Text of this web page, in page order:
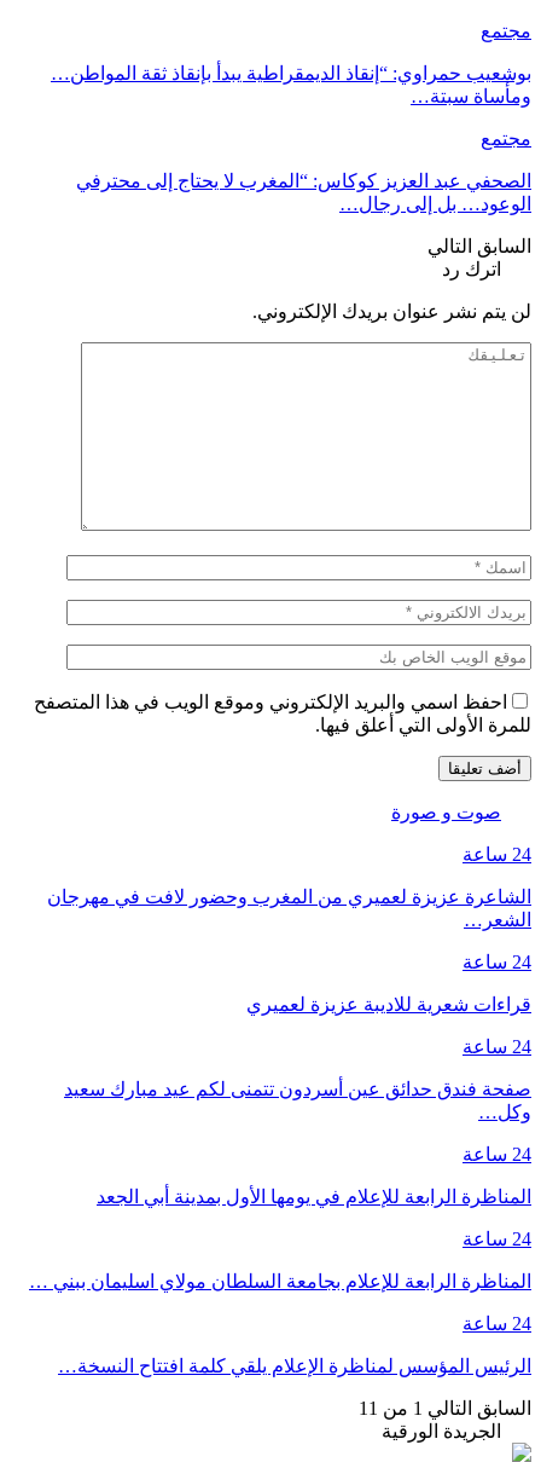
مجتمع
بوشعيب حمراوي: “إنقاذ الديمقراطية يبدأ بإنقاذ ثقة المواطن…
ومأساة سبتة…
مجتمع
الصحفي عبد العزيز كوكاس: “المغرب لا يحتاج إلى محترفي
الوعود… بل إلى رجال…
السابق التالي
اترك رد
لن يتم نشر عنوان بريدك الإلكتروني.
احفظ اسمي والبريد الإلكتروني وموقع الويب في هذا المتصفح
للمرة الأولى التي أعلق فيها.
صوت و صورة
24 ساعة
الشاعرة عزيزة لعميري من المغرب وحضور لافت في مهرجان
الشعر…
24 ساعة
قراءات شعرية للاديبة عزيزة لعميري
24 ساعة
صفحة فندق حدائق عين أسردون تتمنى لكم عيد مبارك سعيد
وكل…
24 ساعة
المناظرة الرابعة للإعلام في يومها الأول بمدينة أبي الجعد
24 ساعة
المناظرة الرابعة للإعلام بجامعة السلطان مولاي اسليمان ببني …
24 ساعة
الرئيس المؤسس لمناظرة الإعلام يلقي كلمة افتتاح النسخة…
السابق التالي 1 من 11
الجريدة الورقية